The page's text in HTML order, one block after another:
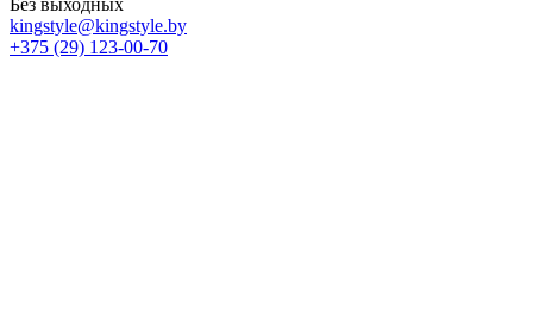
Без выходных
kingstyle@kingstyle.by
+375 (29) 123-00-70